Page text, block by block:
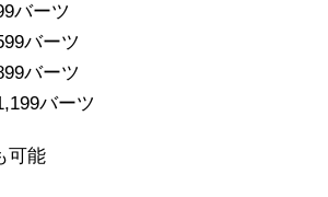
バーツ
バーツ
バーツ
バーツ
可能